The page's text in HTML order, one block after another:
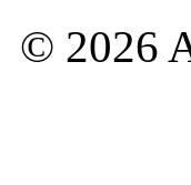
© 2026